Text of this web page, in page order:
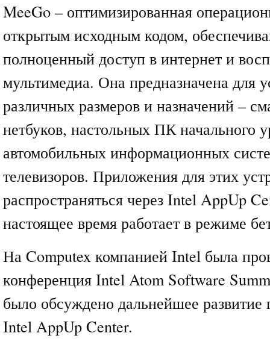
MeeGo – оптимизированная
открытым исходным кодом,
полноценный доступ в интернет и
мультимедиа. Она предназначена для
различных размеров и назначений –
нетбуков, настольных ПК начального
автомобильных информационных
телевизоров. Приложения для этих
распространяться через Intel AppUp
настоящее время работает в режиме
На Computex компанией Intel была
конференция Intel Atom Software
было обсуждено дальнейшее развитие
Intel AppUp Center.